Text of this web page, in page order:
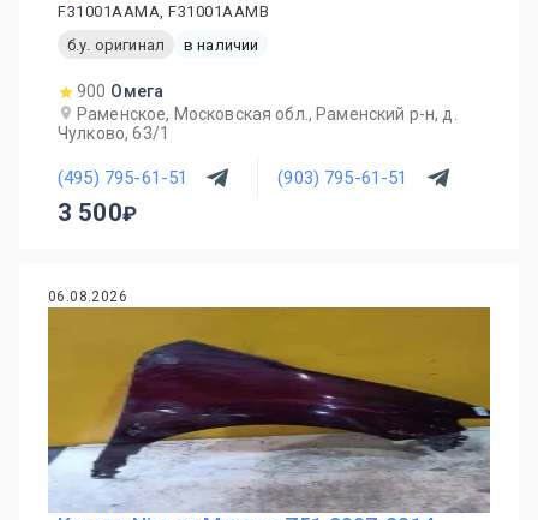
F31001AAMA, F31001AAMB
б.у. оригинал
в наличии
900 Омега
Раменское, Московская обл., Раменский р-н, д.
Чулково, 63/1
(495) 795-61-51 (903) 795-61-51
3 500
06.08.2026